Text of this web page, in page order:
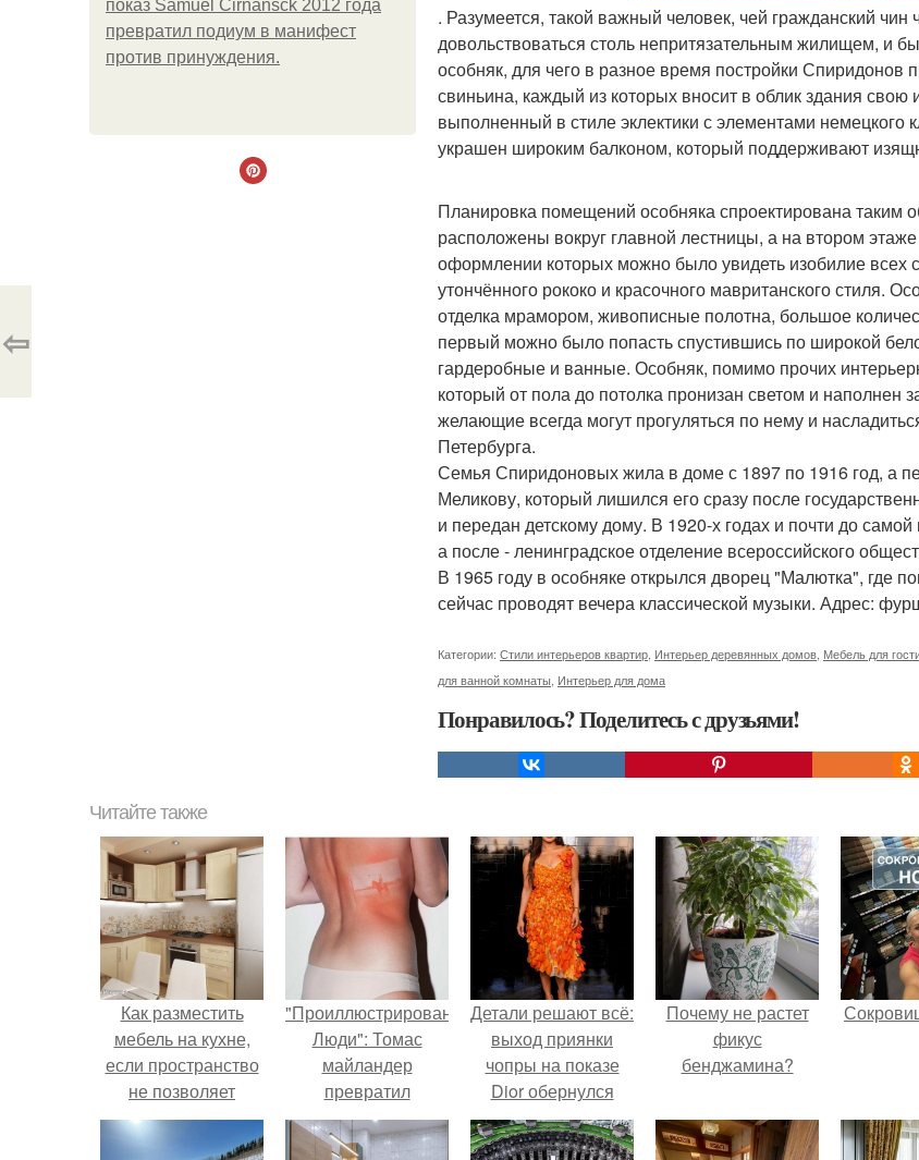
показ Samuel Cirnansck 2012 года
превратил подиум в манифест
против принуждения.
. Разумеется, такой важный человек, чей гражданский
довольствоваться столь непритязательным жилищем, и
особняк, для чего в разное время постройки Спиридонов
свиньина, каждый из которых вносит в облик здания
выполненный в стиле эклектики с элементами немецкого
украшен широким балконом, который поддерживают
Планировка помещений особняка спроектирована таким
расположены вокруг главной лестницы, а на втором
оформлении которых можно было увидеть изобилие всех
утончённого рококо и красочного мавританского стиля.
отделка мрамором, живописные полотна, большое
первый можно было попасть спустившись по широкой
гардеробные и ванные. Особняк, помимо прочих
который от пола до потолка пронизан светом и наполнен
желающие всегда могут прогуляться по нему и
Петербурга.
Семья Спиридоновых жила в доме с 1897 по 1916 год, а
Меликову, который лишился его сразу после
и передан детскому дому. В 1920-х годах и почти до
а после - ленинградское отделение всероссийского
В 1965 году в особняке открылся дворец "Малютка", где
сейчас проводят вечера классической музыки. Адрес:
Категории: Стили интерьеров квартир Интерьер деревянных домов Мебель для
для ванной комнаты Интерьер для дома
Понравилось? Поделитесь с друзьями!
⇦
Читайте также
Как разместить
мебель на кухне,
если пространство
не позволяет
воплотить самые
интересные идеи?
"Проиллюстрированные
Люди": Томас
майландер
превратил
солнечные ожоги в
арт - объект.
Детали решают всё:
выход приянки
чопры на показе
Dior обернулся
шквалом критики
из-за небрежного
Почему не растет
фикус
бенджамина?